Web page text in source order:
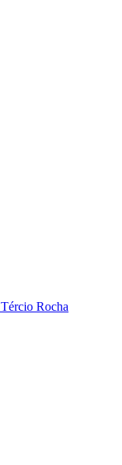
Rocha